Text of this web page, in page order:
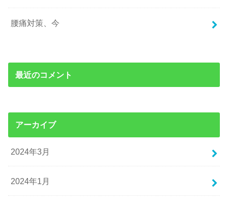
腰痛対策、今
最近のコメント
アーカイブ
2024年3月
2024年1月